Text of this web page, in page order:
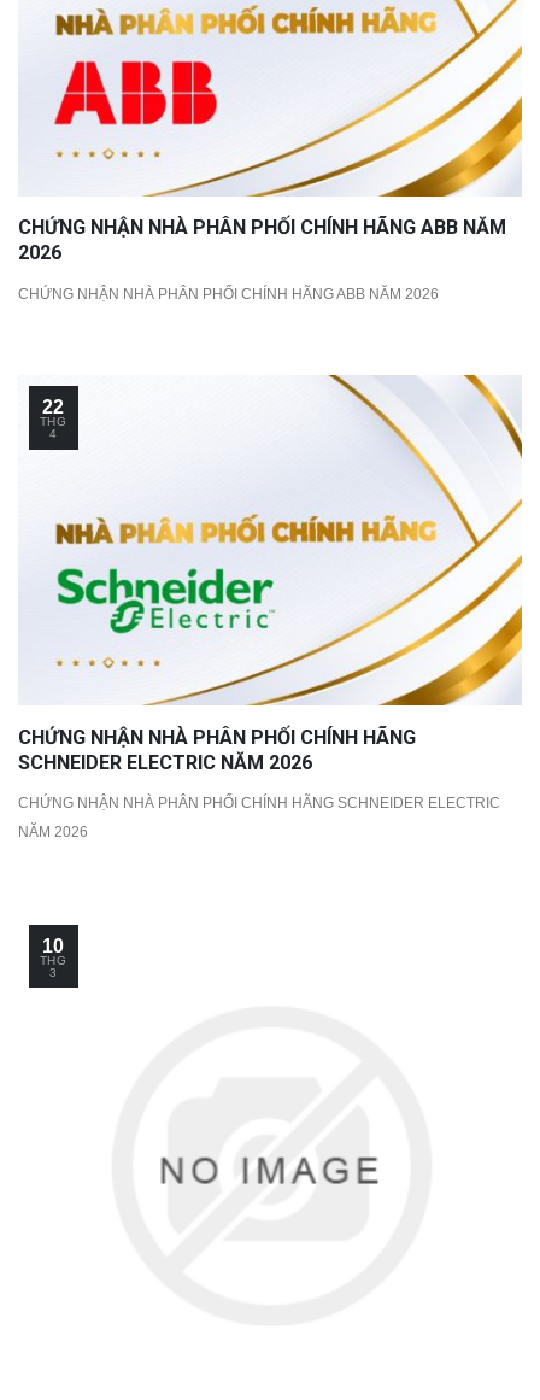
CHỨNG NHẬN NHÀ PHÂN PHỐI CHÍNH HÃNG ABB NĂM
2026
CHỨNG NHẬN NHÀ PHÂN PHỐI CHÍNH HÃNG ABB NĂM 2026
22
THG
4
CHỨNG NHẬN NHÀ PHÂN PHỐI CHÍNH HÃNG
SCHNEIDER ELECTRIC NĂM 2026
CHỨNG NHẬN NHÀ PHÂN PHỐI CHÍNH HÃNG SCHNEIDER ELECTRIC
NĂM 2026
10
THG
3